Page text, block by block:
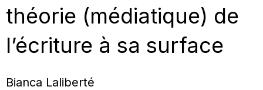
théorie (médiatique) de
l’écriture à sa surface
Bianca Laliberté